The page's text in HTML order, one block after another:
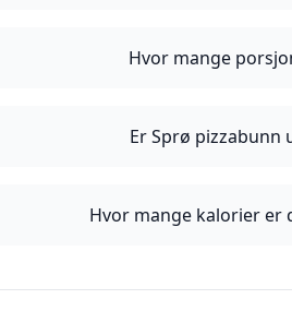
Hvor mange
Er Sprø pizzabunn
Hvor mange kalorier er